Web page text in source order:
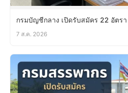
กรมบัญชีกลาง เปิดรับสมัคร 22 อัตรา
7 ส.ค. 2026